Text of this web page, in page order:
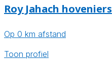
Roy Jahach hoveniers
Op 0 km afstand
Toon profiel